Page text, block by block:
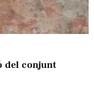
del conjunt